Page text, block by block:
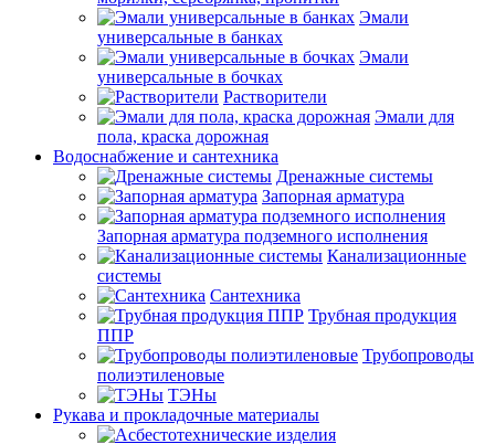
Эмали
универсальные в банках
Эмали
универсальные в бочках
Растворители
Эмали для
пола, краска дорожная
Водоснабжение и сантехника
Дренажные системы
Запорная арматура
Запорная арматура подземного исполнения
Канализационные
системы
Сантехника
Трубная продукция
ППР
Трубопроводы
полиэтиленовые
ТЭНы
Рукава и прокладочные материалы